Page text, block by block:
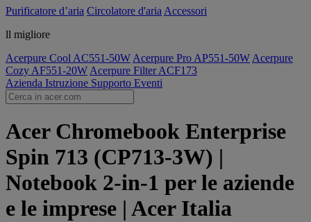
Purificatore d’aria Circolatore d'aria Accessori
ll migliore
Acerpure Cool AC551-50W Acerpure Pro AP551-50W Acerpure
Cozy AF551-20W Acerpure Filter ACF173
Azienda Istruzione Supporto Eventi
Acer Chromebook Enterprise
Spin 713 (CP713-3W) |
Notebook 2-in-1 per le aziende
e le imprese | Acer Italia